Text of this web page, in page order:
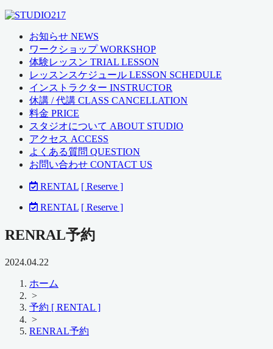
お知らせ NEWS
ワークショップ WORKSHOP
体験レッスン TRIAL LESSON
レッスンスケジュール LESSON SCHEDULE
インストラクター INSTRUCTOR
休講 / 代講 CLASS CANCELLATION
料金 PRICE
スタジオについて ABOUT STUDIO
アクセス ACCESS
よくある質問 QUESTION
お問い合わせ CONTACT US
RENTAL [ Reserve ]
RENTAL [ Reserve ]
RENRAL予約
2024.04.22
ホーム
>
予約 [ RENTAL ]
>
RENRAL予約